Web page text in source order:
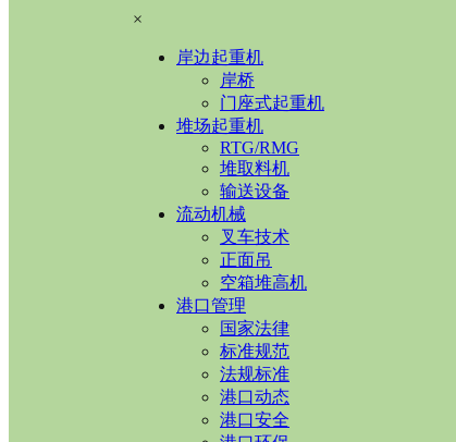
×
岸边起重机
岸桥
门座式起重机
堆场起重机
RTG/RMG
堆取料机
输送设备
流动机械
叉车技术
正面吊
空箱堆高机
港口管理
国家法律
标准规范
法规标准
港口动态
港口安全